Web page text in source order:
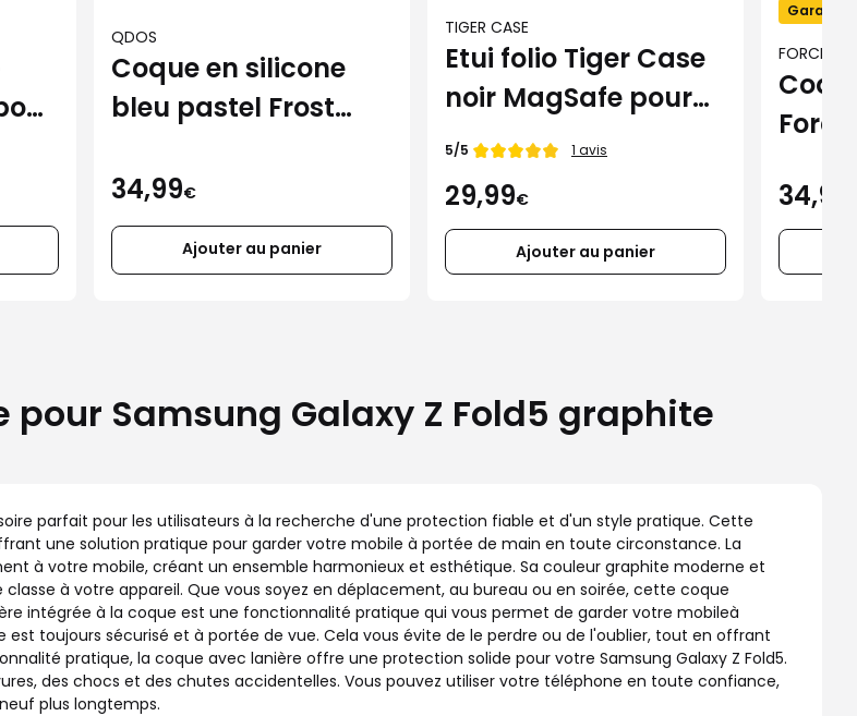
QDOS
Coque en silicone
bleu pastel Frost
34,99€
Ajouter au panier
TIGER CASE
Etui folio Tiger Case
noir MagSafe pour
iPhone 16 Pro Max
Note de
5/5 1 avis
29,99€
Ajouter au panier
Garantie
FORCE
34,99
Samsung Galaxy Z Fold5 graphite
parfait pour les utilisateurs à la recherche d'une protection fiable et d'un style pratique. Cette
une solution pratique pour garder votre mobile à portée de main en toute circonstance. La
à votre mobile, créant un ensemble harmonieux et esthétique. Sa couleur graphite moderne et
à votre appareil. Que vous soyez en déplacement, au bureau ou en soirée, cette coque
intégrée à la coque est une fonctionnalité pratique qui vous permet de garder votre mobileà
toujours sécurisé et à portée de vue. Cela vous évite de le perdre ou de l'oublier, tout en offrant
pratique, la coque avec lanière offre une protection solide pour votre Samsung Galaxy Z Fold5.
des chocs et des chutes accidentelles. Vous pouvez utiliser votre téléphone en toute confiance,
plus longtemps.